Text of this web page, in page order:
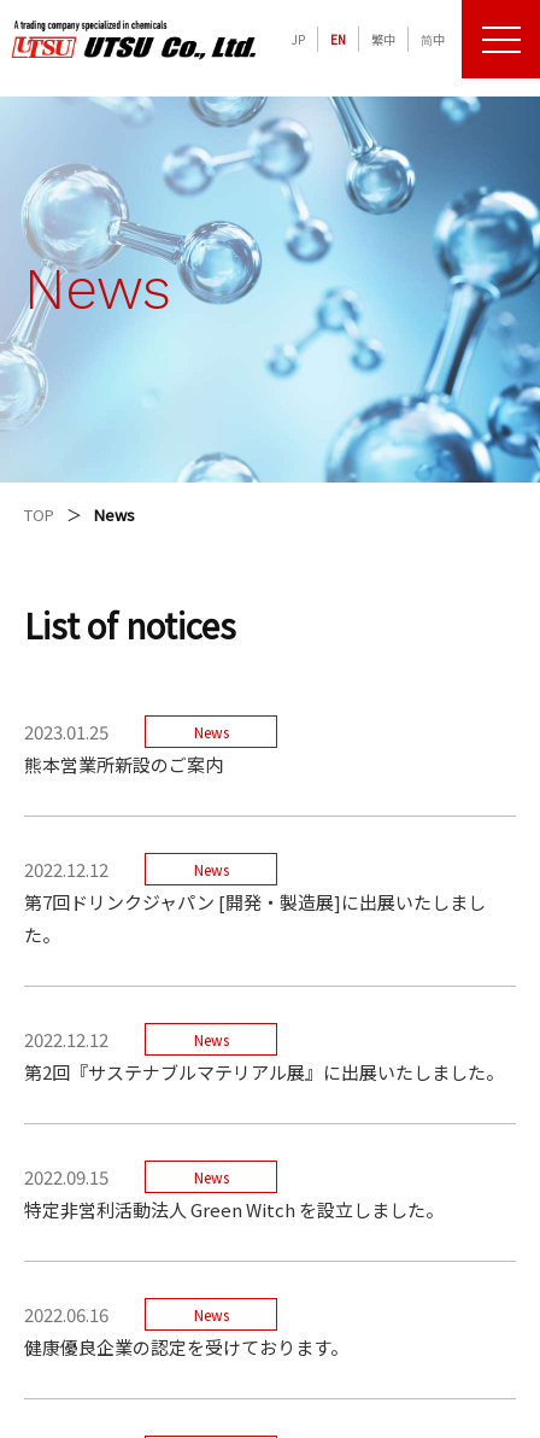
JP EN 繁中 简中 メニ
News
TOP News
List of notices
2023.01.25 News
熊本営業所新設のご案内
2022.12.12 News
第7回ドリンクジャパン [開発・製造展]に出展いたしまし
た。
2022.12.12 News
第2回『サステナブルマテリアル展』に出展いたしました。
2022.09.15 News
特定非営利活動法人 Green Witch を設立しました。
2022.06.16 News
健康優良企業の認定を受けております。